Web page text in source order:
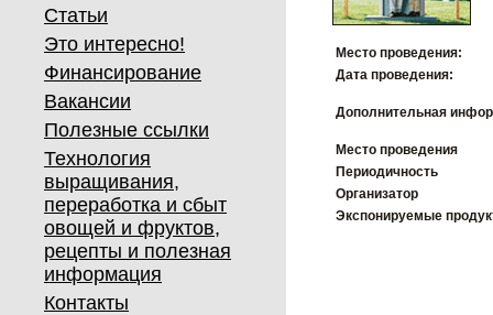
Статьи
Это интересно!
Финансирование
Вакансии
Полезные ссылки
Технология
выращивания,
переработка и сбыт
овощей и фруктов,
рецепты и полезная
информация
Контакты
Место проведения:
Дата проведения:
Дополнительная
Место проведения
Периодичность
Организатор
Экспонируемые